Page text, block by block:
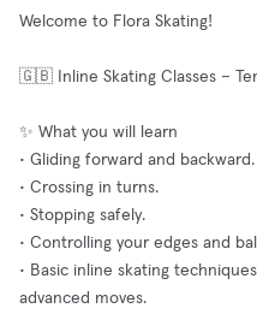
Welcome to Flora Skating!
🇬🇧 Inline Skating Classes –
✨ What you will learn
• Gliding forward and backward.
• Crossing in turns.
• Stopping safely.
• Controlling your edges and
• Basic inline skating
advanced moves.